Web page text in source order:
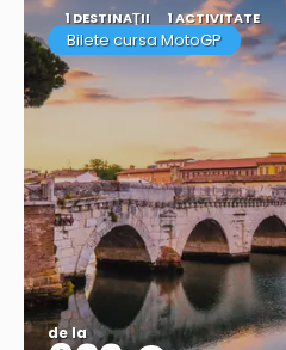
1 DESTINAŢII 1 ACTIVITATE
Bilete cursa MotoGP
de la